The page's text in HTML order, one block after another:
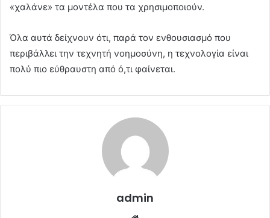
«χαλάνε» τα μοντέλα που τα χρησιμοποιούν.
Όλα αυτά δείχνουν ότι, παρά τον ενθουσιασμό που
περιβάλλει την τεχνητή νοημοσύνη, η τεχνολογία είναι
πολύ πιο εύθραυστη από ό,τι φαίνεται.
admin